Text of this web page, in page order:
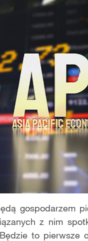
gospodarzem
z nim
to pierwsze